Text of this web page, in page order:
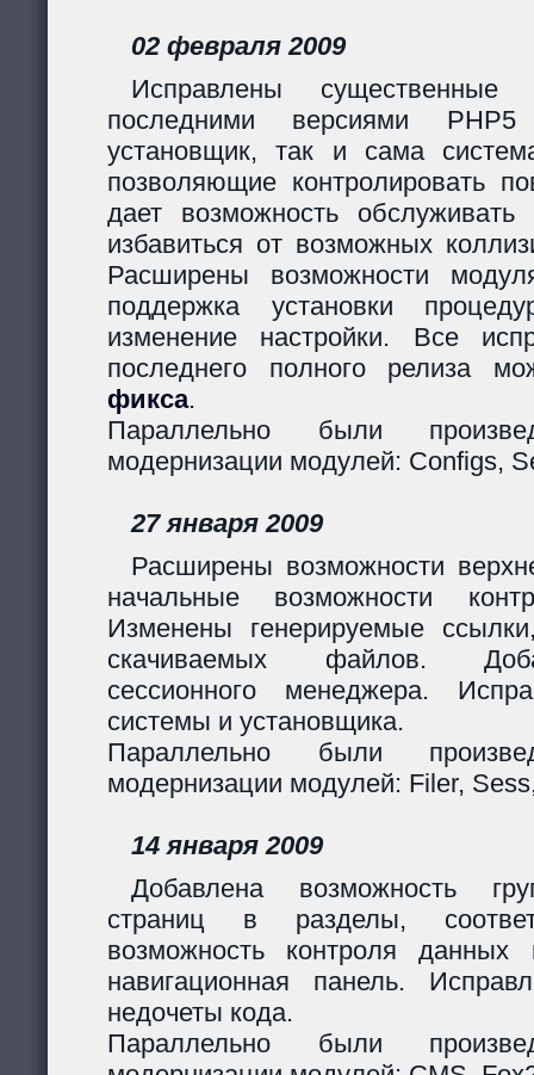
02 февраля 2009
Исправлены существенные
последними версиями
установщик, так и сама
позволяющие контролировать
дает возможность
избавиться от возможных
Расширены возможности
поддержка установки
изменение настройки. Все
последнего полного релиза
фикса.
Параллельно были
модернизации модулей: Configs,
27 января 2009
Расширены возможности
начальные возможности
Изменены генерируемые
скачиваемых файлов.
сессионного менеджера.
системы и установщика.
Параллельно были
модернизации модулей: Filer,
14 января 2009
Добавлена возможность
страниц в разделы,
возможность контроля
навигационная панель.
недочеты кода.
Параллельно были